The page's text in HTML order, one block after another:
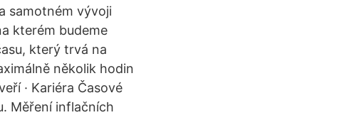
samotném vývoji
kterém budeme
který trvá na
několik hodin
· Kariéra Časové
Měření inflačních